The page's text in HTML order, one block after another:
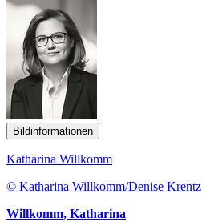
Bildinformationen
Katharina Willkomm
© Katharina Willkomm/Denise Krentz
Willkomm, Katharina